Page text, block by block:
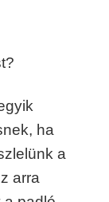
ha
a
arra